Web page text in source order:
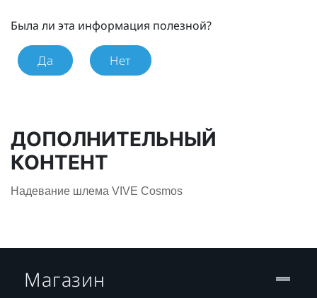
Была ли эта информация полезной?
Да Нет
ДОПОЛНИТЕЛЬНЫЙ
КОНТЕНТ
Надевание шлема VIVE Cosmos
Магазин